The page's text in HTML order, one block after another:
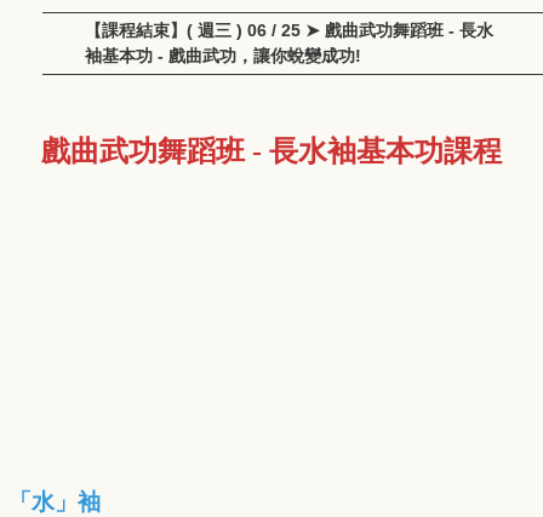
【課程結束】( 週三 ) 06 / 25 ➤ 戲曲武功舞蹈班 - 長水
袖基本功 - 戲曲武功，讓你蛻變成功!
戲曲武功舞蹈班 - 長水袖基本功課程
「水」袖